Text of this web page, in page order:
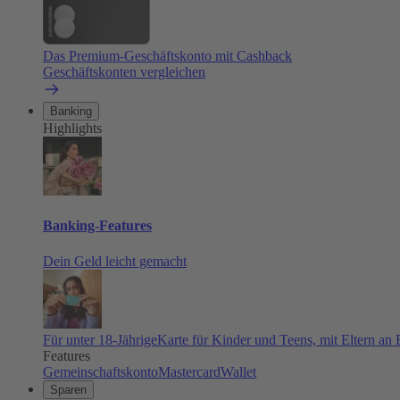
Das Premium-Geschäftskonto mit Cashback
Geschäftskonten vergleichen
Banking
Highlights
Banking-Features
Dein Geld leicht gemacht
Für unter 18-JährigeKarte für Kinder und Teens, mit Eltern an
Features
GemeinschaftskontoMastercardWallet
Sparen